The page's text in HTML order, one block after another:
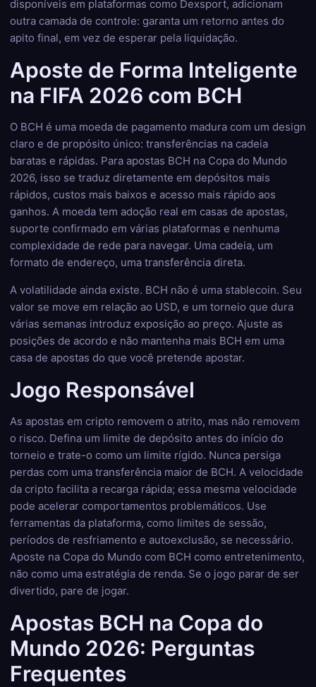
disponíveis em plataformas como Dexsport, adicionam
outra camada de controle: garanta um retorno antes do
apito final, em vez de esperar pela liquidação.
Aposte de Forma Inteligente
na FIFA 2026 com BCH
O BCH é uma moeda de pagamento madura com um design
claro e de propósito único: transferências na cadeia
baratas e rápidas. Para apostas BCH na Copa do Mundo
2026, isso se traduz diretamente em depósitos mais
rápidos, custos mais baixos e acesso mais rápido aos
ganhos. A moeda tem adoção real em casas de apostas,
suporte confirmado em várias plataformas e nenhuma
complexidade de rede para navegar. Uma cadeia, um
formato de endereço, uma transferência direta.
A volatilidade ainda existe. BCH não é uma stablecoin. Seu
valor se move em relação ao USD, e um torneio que dura
várias semanas introduz exposição ao preço. Ajuste as
posições de acordo e não mantenha mais BCH em uma
casa de apostas do que você pretende apostar.
Jogo Responsável
As apostas em cripto removem o atrito, mas não removem
o risco. Defina um limite de depósito antes do início do
torneio e trate-o como um limite rígido. Nunca persiga
perdas com uma transferência maior de BCH. A velocidade
da cripto facilita a recarga rápida; essa mesma velocidade
pode acelerar comportamentos problemáticos. Use
ferramentas da plataforma, como limites de sessão,
períodos de resfriamento e autoexclusão, se necessário.
Aposte na Copa do Mundo com BCH como entretenimento,
não como uma estratégia de renda. Se o jogo parar de ser
divertido, pare de jogar.
Apostas BCH na Copa do
Mundo 2026: Perguntas
Frequentes